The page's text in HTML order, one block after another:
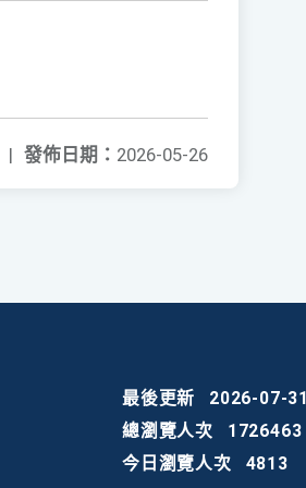
發佈日期： 2026-05-26
|
最後更新
2026-07-31
總瀏覽人次
1726463
今日瀏覽人次
4813